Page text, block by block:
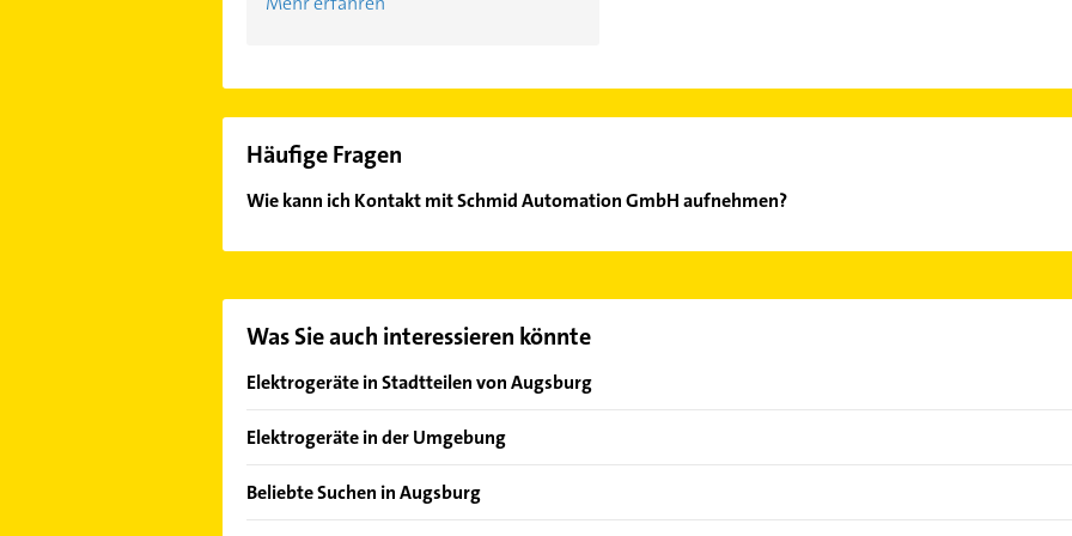
Häufige Fragen
Wie kann ich Kontakt mit Schmid Automation GmbH aufnehmen?
Was Sie auch interessieren könnte
Elektrogeräte in Stadtteilen von Augsburg
Lechhausen
Elektrogeräte in der Umgebung
Gersthofen
Beliebte Suchen in Augsburg